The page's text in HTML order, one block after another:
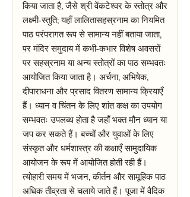
किया जाता है, जैसे श्री वेंकटेश्वर के स्तोत्र और
लक्ष्मी-स्तुति; यहाँ लालितासहस्रनाम का नियमित
पाठ परंपरागत रूप से सामान्य नहीं बताया जाता,
पर मंदिर समुदाय में कभी-कभार विशेष अवसरों
पर सहस्रनाम या अन्य स्तोत्रों का पाठ सम्भवतः
आयोजित किया जाता है। अर्चना, अभिषेक,
दीपाराधना और प्रसाद वितरण सामान्य क्रियाएँ
हैं। ध्यान व चिंतन के लिए शांत कक्ष का उपयोग
सम्भवतः उपलब्ध होता है जहाँ भक्त मौन ध्यान या
जप कर सकते हैं। बच्चों और युवाओं के लिए
संस्कृत और धर्मशास्त्र की कक्षाएँ सामुदायिक
आयोजन के रूप में आयोजित होती रही हैं।
त्योहारी समय में भजन, कीर्तन और सामूहिक पाठ
अधिक तीव्रता से चलाये जाते हैं। पूजा में वैदिक